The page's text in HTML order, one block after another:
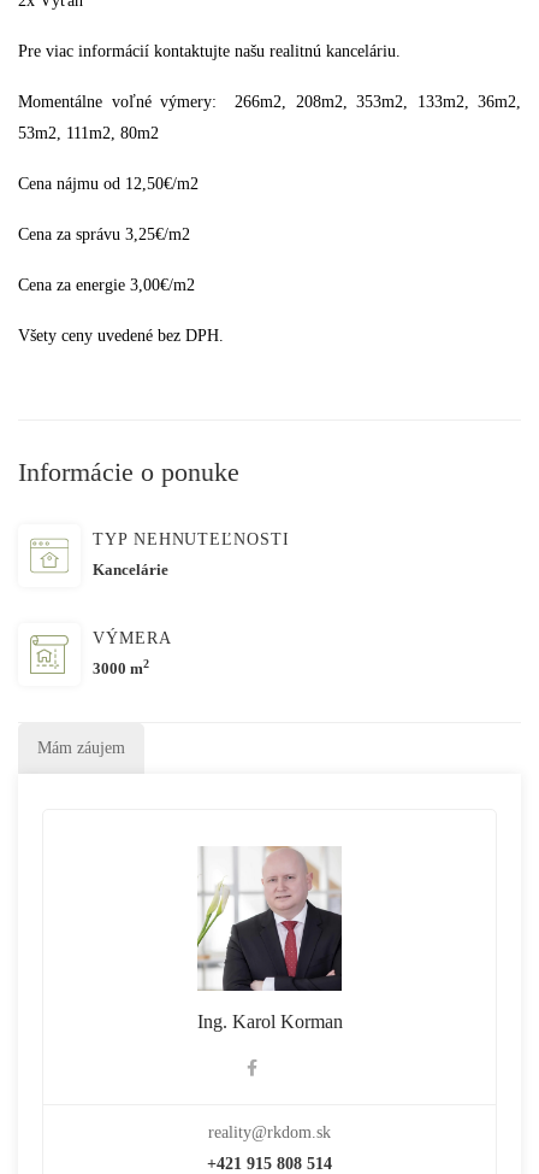
Pre viac informácií kontaktujte našu realitnú kanceláriu.
Momentálne voľné výmery: 266m2, 208m2, 353m2, 133m2, 36m2,
53m2, 111m2, 80m2
Cena nájmu od 12,50€/m2
Cena za správu 3,25€/m2
Cena za energie 3,00€/m2
Všety ceny uvedené bez DPH.
Informácie o ponuke
TYP NEHNUTEĽNOSTI
Kancelárie
VÝMERA
3000 m2
Mám záujem
Ing. Karol Korman
reality@rkdom.sk
+421 915 808 514